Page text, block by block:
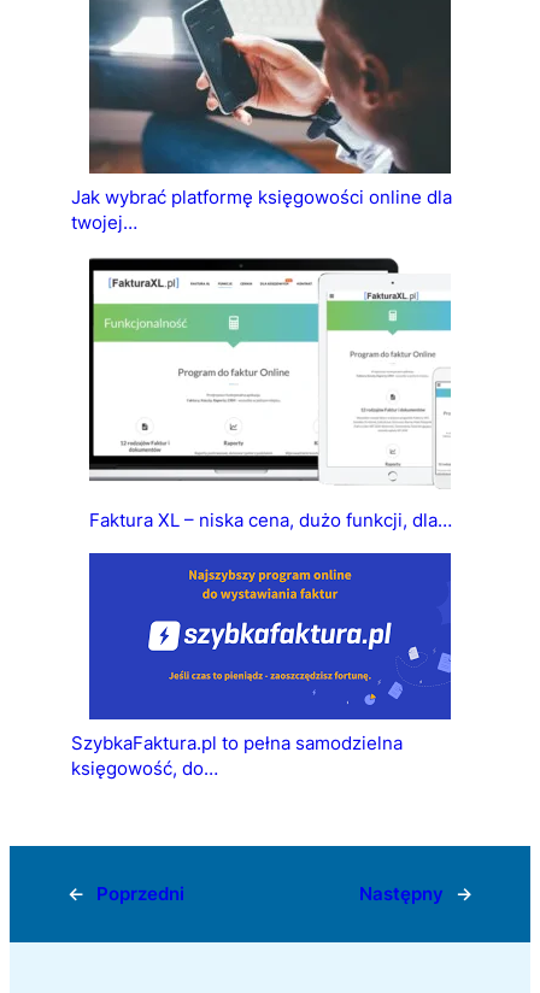
Jak wybrać platformę księgowości online dla
twojej…
Faktura XL – niska cena, dużo funkcji, dla…
SzybkaFaktura.pl to pełna samodzielna
księgowość, do…
← Poprzedni Następny →